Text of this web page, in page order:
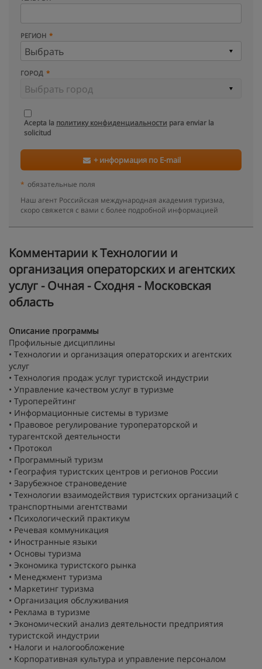
РЕГИОН
ГОРОД
Acepta la политику конфиденциальности para enviar la
solicitud
+ информация по E-mail
* обязательные поля
Наш агент Российская международная академия туризма,
скоро свяжется с вами с более подробной информацией
Kомментарии к Технологии и
организация операторских и агентских
услуг - Очная - Сходня - Московская
область
Описание программы
Профильные дисциплины
• Технологии и организация операторских и агентских
услуг
• Технология продаж услуг туристской индустрии
• Управление качеством услуг в туризме
• Туроперейтинг
• Информационные системы в туризме
• Правовое регулирование туроператорской и
турагентской деятельности
• Протокол
• Программный туризм
• География туристских центров и регионов России
• Зарубежное страноведение
• Технологии взаимодействия туристских организаций с
транспортными агентствами
• Психологический практикум
• Речевая коммуникация
• Иностранные языки
• Основы туризма
• Экономика туристского рынка
• Менеджмент туризма
• Маркетинг туризма
• Организация обслуживания
• Реклама в туризме
• Экономический анализ деятельности предприятия
туристской индустрии
• Налоги и налогообложение
• Корпоративная культура и управление персоналом